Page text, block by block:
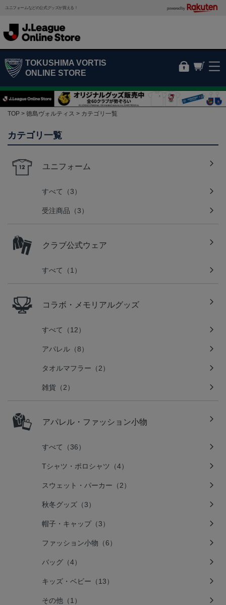
ユニフォームなどの公式グッズが買える！ powered by
TOKUSHIMA VORTIS
ONLINE STORE
TOP 徳島ヴォルティス カテゴリ一覧
カテゴリ一覧
ユニフォーム
すべて（3）
受注商品（3）
クラブ公式ウェア
すべて（1）
コラボ・メモリアルグッズ
すべて（12）
アパレル（8）
タオルマフラー（2）
雑貨（2）
アパレル・ファッション小物
すべて（36）
Tシャツ・ポロシャツ（4）
スウェット・パーカー（2）
秋冬グッズ（3）
帽子・キャップ（3）
ファッション小物（6）
バッグ（4）
キッズ・ベビー（13）
その他（1）